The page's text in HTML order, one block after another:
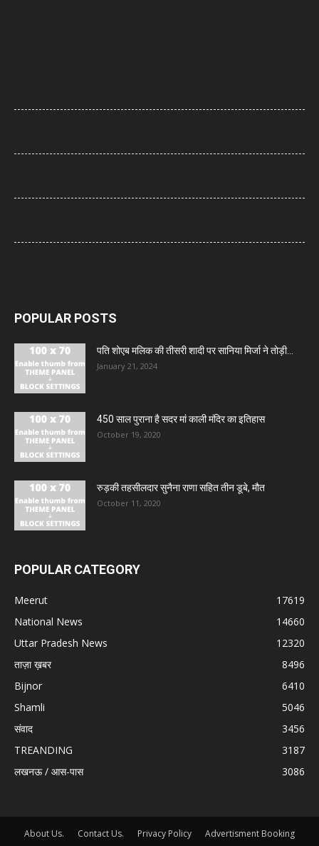
POPULAR POSTS
पति शोएब मलिक की तीसरी शादी पर सानिया मिर्जा ने तोड़ी...
January 21, 2024
450 साल पुराना है सदर मां काली मंदिर का इतिहास
October 19, 2020
रुड़की तहसीलदार सुनैना राणा सहित तीन डूबे, मौत
October 11, 2020
POPULAR CATEGORY
Meerut
17619
National News
14660
Uttar Pradesh News
12320
ताज़ा ख़बर
8496
Bijnor
6410
Shamli
5046
संवाद
3456
TREANDING
3187
लखनऊ / आस-पास
3086
About Us. Contact Us. Privacy Policy Advertisment Booking